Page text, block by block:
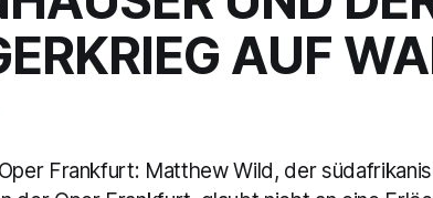
AUF
Frankfurt: Matthew Wild, der